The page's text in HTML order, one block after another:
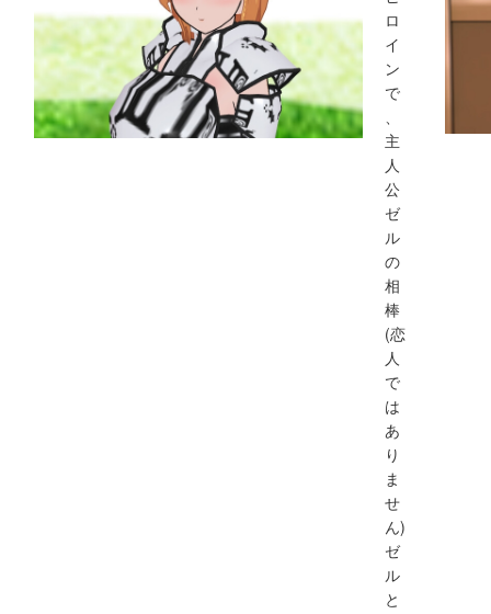
ロ
イ
ン
で
主
人
公
ゼ
ル
の
相
棒
(恋
人
で
は
あ
り
ま
せ
ん)
ゼ
ル
と